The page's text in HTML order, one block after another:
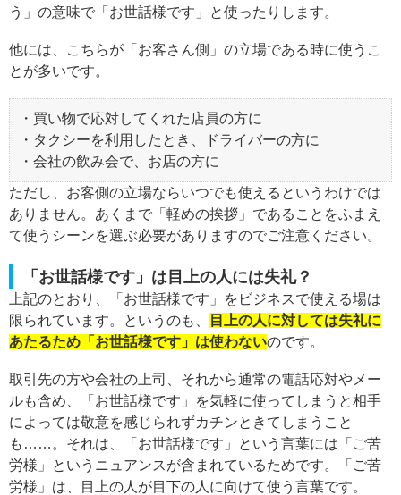
う」の意味で「お世話様です」と使ったりします。
他には、こちらが「お客さん側」の立場である時に使うこ
とが多いです。
・買い物で応対してくれた店員の方に
・タクシーを利用したとき、ドライバーの方に
・会社の飲み会で、お店の方に
ただし、お客側の立場ならいつでも使えるというわけでは
ありません。あくまで「軽めの挨拶」であることをふまえ
て使うシーンを選ぶ必要がありますのでご注意ください。
「お世話様です」は目上の人には失礼？
上記のとおり、「お世話様です」をビジネスで使える場は
限られています。というのも、
目上の人に対しては失礼に
あたるため「お世話様です」は使わないのです。
取引先の方や会社の上司、それから通常の電話応対やメー
ルも含め、「お世話様です」を気軽に使ってしまうと相手
によっては敬意を感じられずカチンときてしまうこと
も……。それは、「お世話様です」という言葉には「ご苦
労様」というニュアンスが含まれているためです。「ご苦
労様」は、目上の人が目下の人に向けて使う言葉です。